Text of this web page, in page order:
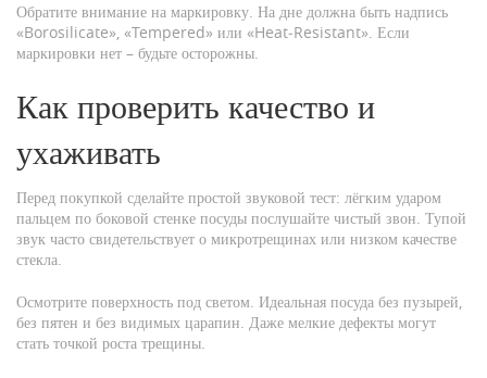
Обратите внимание на маркировку. На дне должна быть надпись
«Borosilicate», «Tempered» или «Heat‑Resistant». Если
маркировки нет – будьте осторожны.
Как проверить качество и
ухаживать
Перед покупкой сделайте простой звуковой тест: лёгким ударом
пальцем по боковой стенке посуды послушайте чистый звон. Тупой
звук часто свидетельствует о микротрещинах или низком качестве
стекла.
Осмотрите поверхность под светом. Идеальная посуда без пузырей,
без пятен и без видимых царапин. Даже мелкие дефекты могут
стать точкой роста трещины.